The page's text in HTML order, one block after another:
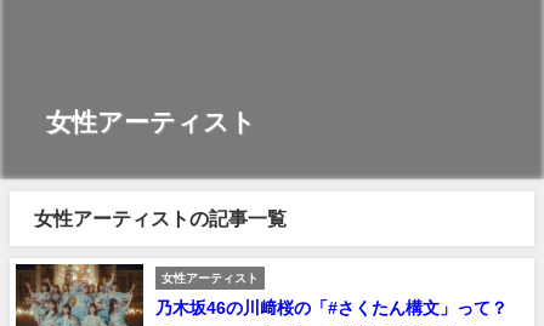
女性アーティスト
女性アーティストの記事一覧
女性アーティスト
乃木坂46の川﨑桜の「#さくたん構文」って？